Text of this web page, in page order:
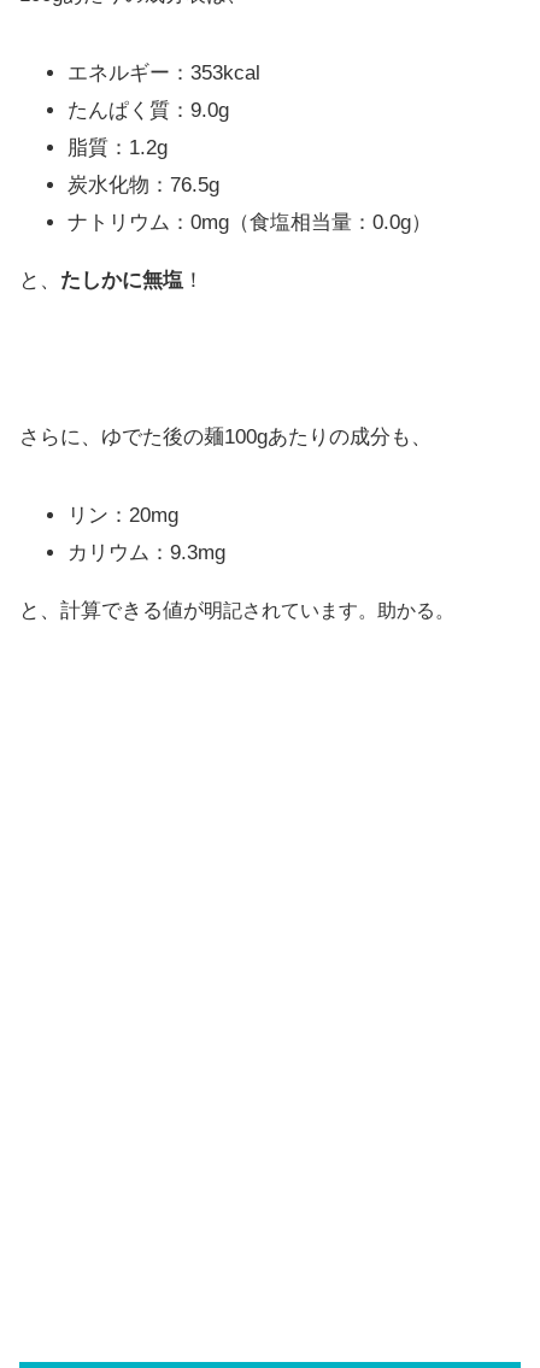
エネルギー：353kcal
たんぱく質：9.0g
脂質：1.2g
炭水化物：76.5g
ナトリウム：0mg（食塩相当量：0.0g）
と、 たしかに無塩 ！
さらに、ゆでた後の麺100gあたりの成分も、
リン：20mg
カリウム：9.3mg
と、計算できる値が明記されています。助かる。